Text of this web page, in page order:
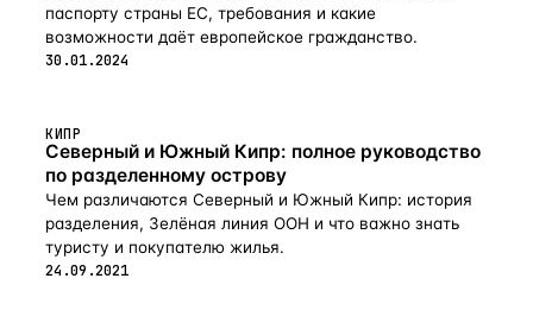
паспорту страны ЕС, требования и какие
возможности даёт европейское гражданство.
30.01.2024
КИПР
Северный и Южный Кипр: полное руководство
по разделенному острову
Чем различаются Северный и Южный Кипр: история
разделения, Зелёная линия ООН и что важно знать
туристу и покупателю жилья.
24.09.2021